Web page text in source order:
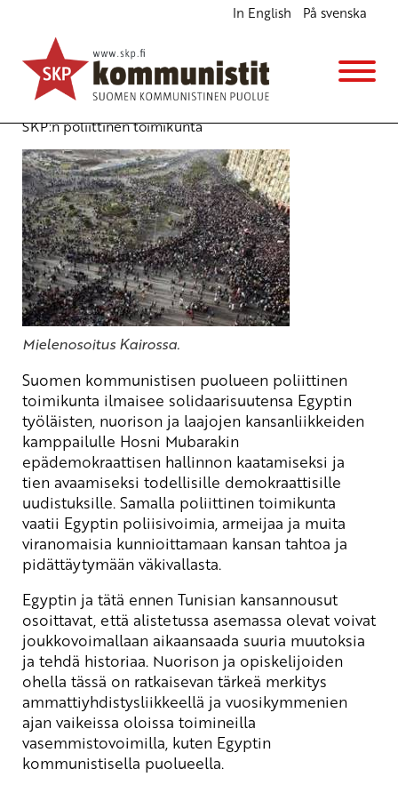
In English På svenska
Tuki Egyptin kansannousun vaatimuksille
demokratiasta
Ajankohtaista
1.2.2011 - 19:46
SKP:n poliittinen toimikunta
Mielenosoitus Kairossa.
Suomen kommunistisen puolueen poliittinen
toimikunta ilmaisee solidaarisuutensa Egyptin
työläisten, nuorison ja laajojen kansanliikkeiden
kamppailulle Hosni Mubarakin
epädemokraattisen hallinnon kaatamiseksi ja
tien avaamiseksi todellisille demokraattisille
uudistuksille. Samalla poliittinen toimikunta
vaatii Egyptin poliisivoimia, armeijaa ja muita
viranomaisia kunnioittamaan kansan tahtoa ja
pidättäytymään väkivallasta.
Egyptin ja tätä ennen Tunisian kansannousut
osoittavat, että alistetussa asemassa olevat voivat
joukkovoimallaan aikaansaada suuria muutoksia
ja tehdä historiaa. Nuorison ja opiskelijoiden
ohella tässä on ratkaisevan tärkeä merkitys
ammattiyhdistysliikkeellä ja vuosikymmenien
ajan vaikeissa oloissa toimineilla
vasemmistovoimilla, kuten Egyptin
kommunistisella puolueella.